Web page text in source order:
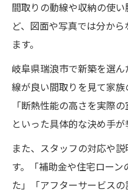
間取りの動線や収納の使
ど、図面や写真では分か
ます。
岐阜県瑞浪市で新築を選
線が良い間取りを見て家族
「断熱性能の高さを実際
といった具体的な決め手が
また、スタッフの対応や
す。「補助金や住宅ロー
た」「アフターサービス